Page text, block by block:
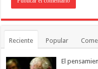
Reciente Popular
El